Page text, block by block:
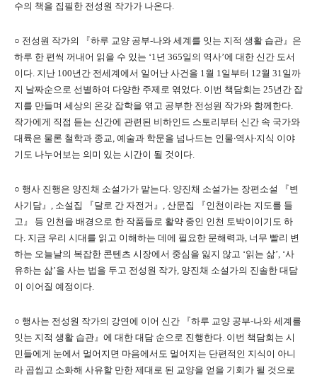
수의 책을 집필한 전성원 작가가 나온다.
○ 전성원 작가의 『하루 교양 공부-나와 세계를 잇는 지적 생활 습관』은
하루 한 편씩 꺼내어 읽을 수 있는 ‘1년 365일의 역사’에 대한 신간 도서
이다. 지난 100년간 전세계에서 일어난 사건을 1월 1일부터 12월 31일까
지 날짜순으로 선별하여 다양한 주제로 엮었다. 이번 책담회는 25년간 잡
지를 만들며 세상의 온갖 잡학을 엮고 공부한 전성원 작가와 함께한다.
작가에게 직접 듣는 신간에 관련된 비하인드 스토리부터 신간 속 국가와
대륙은 물론 철학과 종교, 예술과 학문을 넘나드는 인물‧역사‧지식 이야
기도 나누어보는 의미 있는 시간이 될 것이다.
○ 행사 진행은 양진채 소설가가 맡는다. 양진채 소설가는 장편소설 『변
사기담』, 소설집 『달로 간 자전거』, 산문집 『인천이라는 지도를 들
고』 등 인천을 배경으로 한 작품들로 활약 중인 인천 토박이이기도 하
다. 지금 우리 시대를 읽고 이해하는 데에 필요한 문해력과, 너무 빨리 변
하는 오늘날의 복잡한 콘텐츠 시장에서 중심을 잃지 않고 ‘읽는 삶’, ‘사
유하는 삶’을 사는 법을 두고 전성원 작가, 양진채 소설가의 진솔한 대담
이 이어질 예정이다.
○ 행사는 전성원 작가의 강연에 이어 신간 『하루 교양 공부-나와 세계를
잇는 지적 생활 습관』에 대한 대담 순으로 진행한다. 이번 책담회는 시
민들에게 눈에서 멀어지면 마음에서도 멀어지는 단편적인 지식이 아니
라 곱씹고 소화해 사유할 만한 제대로 된 교양을 얻을 기회가 될 것으로